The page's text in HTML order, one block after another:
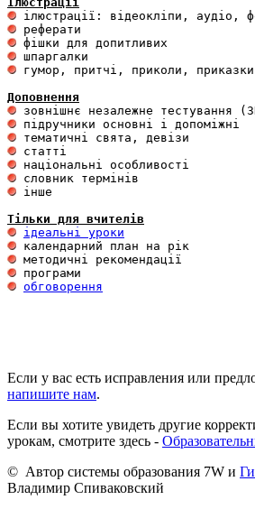
гумор, притчі, приколи,
Доповнення
інше
Тільки для вчителів
ідеальні уроки
обговорення
Если у вас есть исправления или
напишите нам.
Если вы хотите увидеть другие
урокам, смотрите здесь -
© Автор системы образования 7W и
Владимир Спиваковский